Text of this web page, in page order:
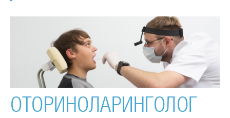
ОТОРИНОЛАРИНГОЛОГ